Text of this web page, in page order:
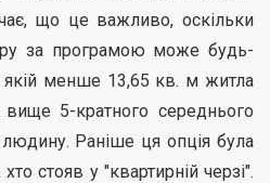
що це важливо, оскільки
за програмою може будь-
якій менше 13,65 кв. м житла
5-кратного середнього
Раніше ця опція була
стояв у "квартирній черзі".